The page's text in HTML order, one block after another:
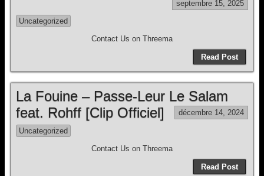
septembre 15, 2025
Uncategorized
Contact Us on Threema
Read Post
La Fouine – Passe-Leur Le Salam
feat. Rohff [Clip Officiel]
décembre 14, 2024
Uncategorized
Contact Us on Threema
Read Post